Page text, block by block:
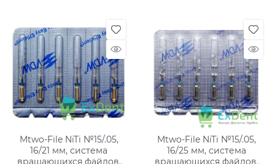
Mtwo-File NiTi №15/.05,
16/21 мм, система
вращающихся файлов,
Mtwo-File NiTi №15/.05,
16/25 мм, система
вращающихся файлов,